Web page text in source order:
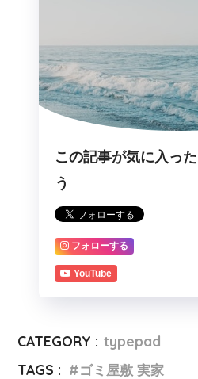
この記事が気に入っ
う
フォローする
YouTube
CATEGORY : typepad
TAGS :
ゴミ屋敷 実家